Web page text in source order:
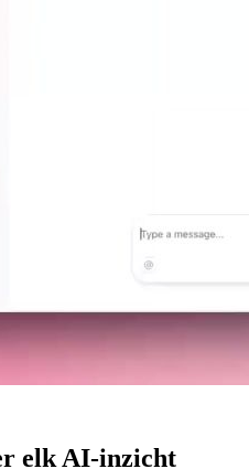
elk AI-inzicht